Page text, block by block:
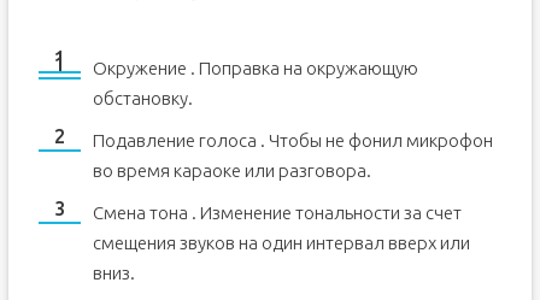
Окружение . Поправка на окружающую
обстановку.
Подавление голоса . Чтобы не фонил микрофон
во время караоке или разговора.
Смена тона . Изменение тональности за счет
смещения звуков на один интервал вверх или
вниз.